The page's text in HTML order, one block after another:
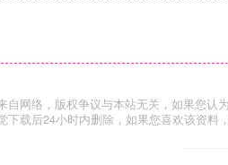
自网络，版权争议与本站无关，如果您认
下载后24小时内删除，如果您喜欢该资料